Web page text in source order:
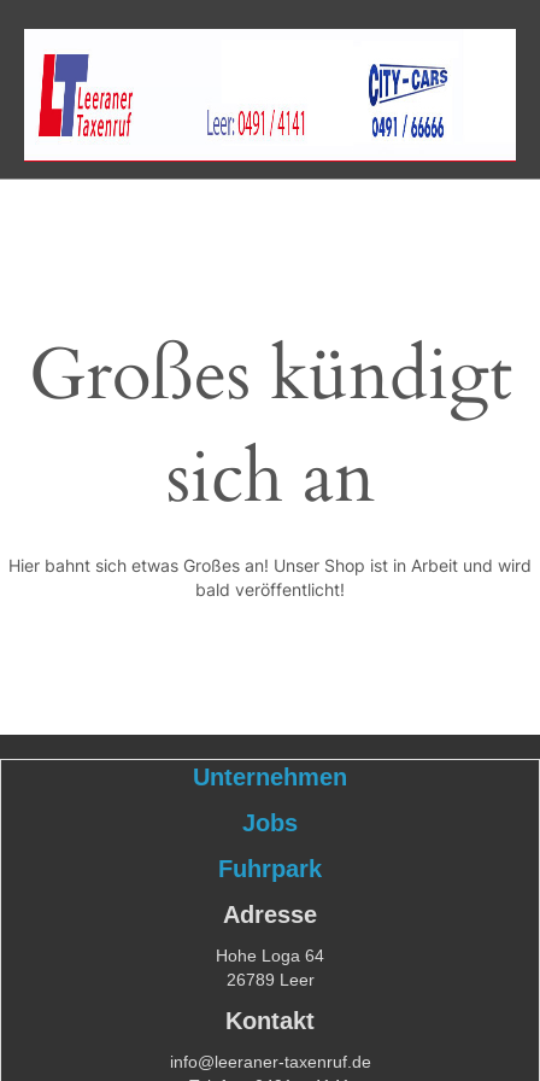
Großes kündigt
sich an
Hier bahnt sich etwas Großes an! Unser Shop ist in Arbeit und wird
bald veröffentlicht!
Unternehmen
Jobs
Fuhrpark
Adresse
Hohe Loga 64
26789 Leer
Kontakt
info@leeraner-taxenruf.de